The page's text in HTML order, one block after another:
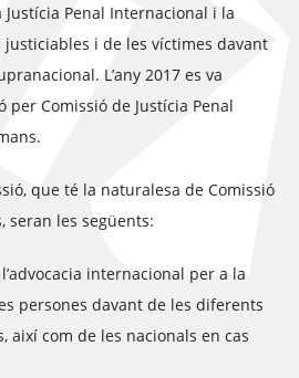
Penal Internacional i la
i de les víctimes davant
L’any 2017 es va
Comissió de Justícia Penal
que té la naturalesa de Comissió
seran les següents:
internacional per a la
persones davant de les diferents
així com de les nacionals en cas